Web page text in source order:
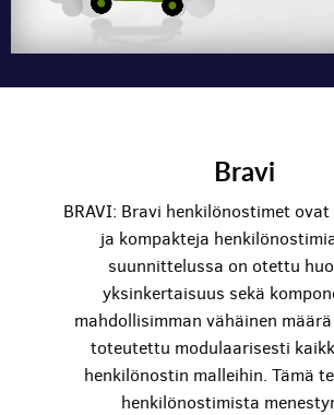
Bravi
BRAVI: Bravi henkilönostimet
ja kompakteja
suunnittelussa on otettu
yksinkertaisuus sekä
mahdollisimman vähäinen
toteutettu modulaarisesti
henkilönostin malleihin. Tämä
henkilönostimista